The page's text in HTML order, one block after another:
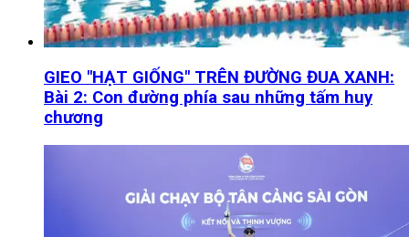
GIEO "HẠT GIỐNG" TRÊN ĐƯỜNG ĐUA XANH:
Bài 2: Con đường phía sau những tấm huy
chương